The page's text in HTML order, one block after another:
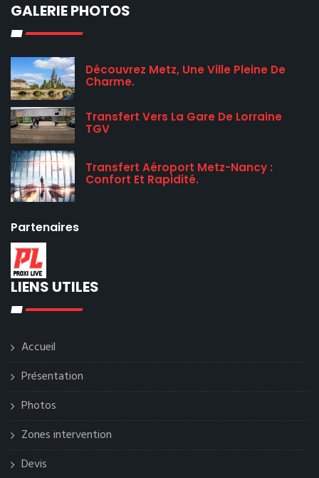
GALERIE PHOTOS
Découvrez Metz, Une Ville Pleine De
Charme.
Transfert Vers La Gare De Lorraine
TGV
Transfert Aéroport Metz-Nancy :
Confort Et Rapidité.
Partenaires
LIENS UTILES
Accueil
Présentation
Photos
Zones intervention
Devis